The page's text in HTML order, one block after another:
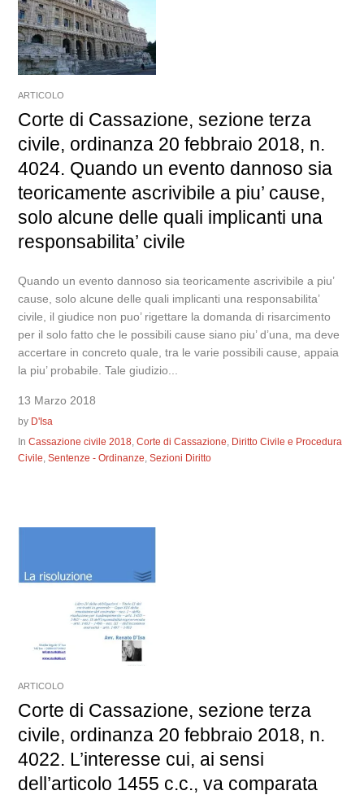
ARTICOLO
Corte di Cassazione, sezione terza
civile, ordinanza 20 febbraio 2018, n.
4024. Quando un evento dannoso sia
teoricamente ascrivibile a piu’ cause,
solo alcune delle quali implicanti una
responsabilita’ civile
Quando un evento dannoso sia teoricamente ascrivibile a piu’
cause, solo alcune delle quali implicanti una responsabilita’
civile, il giudice non puo’ rigettare la domanda di risarcimento
per il solo fatto che le possibili cause siano piu’ d’una, ma deve
accertare in concreto quale, tra le varie possibili cause, appaia
la piu’ probabile. Tale giudizio...
13 Marzo 2018
by D'Isa
InCassazione civile 2018,Corte di Cassazione, Diritto Civile e Procedura
Civile,Sentenze - Ordinanze,Sezioni Diritto
ARTICOLO
Corte di Cassazione, sezione terza
civile, ordinanza 20 febbraio 2018, n.
4022. L’interesse cui, ai sensi
dell’articolo 1455 c.c., va comparata